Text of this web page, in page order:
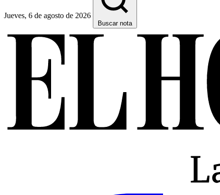
Jueves, 6 de agosto de 2026
Buscar nota